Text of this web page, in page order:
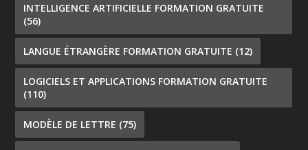
INTELLIGENCE ARTIFICIELLE FORMATION GRATUITE
(56)
LANGUE ÉTRANGÈRE FORMATION GRATUITE (12)
LOGICIELS ET APPLICATIONS FORMATION GRATUITE
(110)
MODÈLE DE LETTRE (75)